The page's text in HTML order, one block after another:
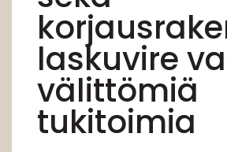
laskuvire
välittömiä
tukitoimia